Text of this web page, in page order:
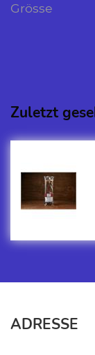
Grösse
Zuletzt
ADRESSE